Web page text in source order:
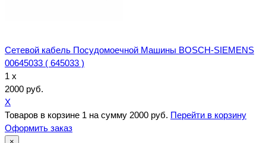
Сетевой кабель Посудомоечной Машины BOSCH-SIEMENS
00645033 ( 645033 )
1 x
2000 руб.
X
Товаров в корзине 1 на сумму 2000 руб. Перейти в корзину
Оформить заказ